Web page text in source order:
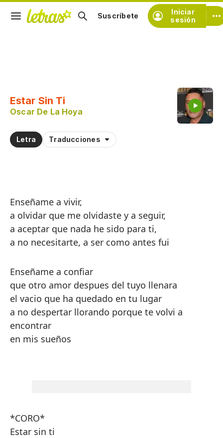
Iniciar
sesión
Suscríbete
Estar Sin Ti
Oscar De La Hoya
Letra Traducciones
Enseñame a vivir,
a olvidar que me olvidaste y a seguir,
a aceptar que nada he sido para ti,
a no necesitarte, a ser como antes fui
Enseñame a confiar
que otro amor despues del tuyo llenara
el vacio que ha quedado en tu lugar
a no despertar llorando porque te volvi a
encontrar
en mis sueños
*CORO*
Estar sin ti
Practicar la pronunciación de